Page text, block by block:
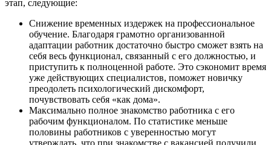
этап, следующие:
Снижение временных издержек на профессиональное
обучение. Благодаря грамотно организованной
адаптации работник достаточно быстро сможет взять на
себя весь функционал, связанный с его должностью, и
приступить к полноценной работе. Это сэкономит время
уже действующих специалистов, поможет новичку
преодолеть психологический дискомфорт,
почувствовать себя «как дома».
Максимально полное знакомство работника с его
рабочим функционалом. По статистике меньше
половины работников с уверенностью могут
утверждать, что при знакомстве с вакансией получили